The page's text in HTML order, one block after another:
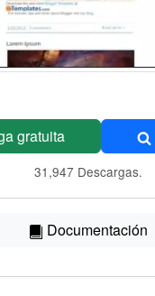
gratuita
31,947 Descargas.
Documentación